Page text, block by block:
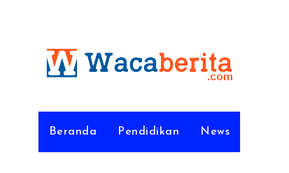
Beranda Pendidikan News